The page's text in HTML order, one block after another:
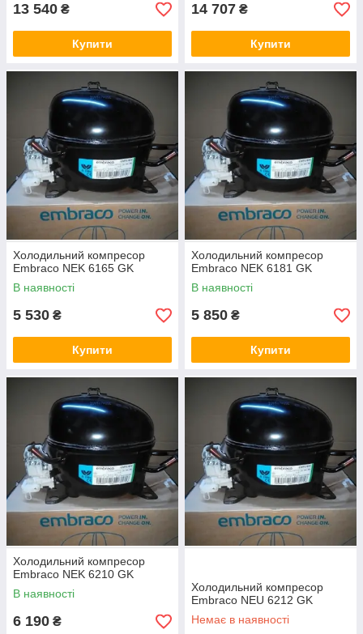
13 540 ₴
Купити
14 707 ₴
Купити
Холодильний компресор
Embraco NEK 6165 GK
В наявності
5 530 ₴
Купити
Холодильний компресор
Embraco NEK 6181 GK
В наявності
5 850 ₴
Купити
Холодильний компресор
Embraco NEK 6210 GK
В наявності
6 190 ₴
Холодильний компресор
Embraco NEU 6212 GK
Немає в наявності